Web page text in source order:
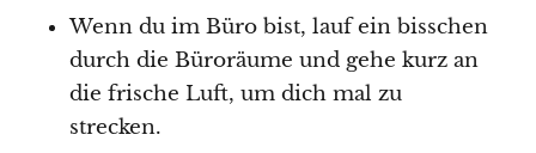
Wenn du im Büro bist, lauf ein bisschen
durch die Büroräume und gehe kurz an
die frische Luft, um dich mal zu
strecken.